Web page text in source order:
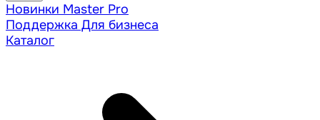
Новинки Master Pro
Поддержка Для бизнеса
Каталог